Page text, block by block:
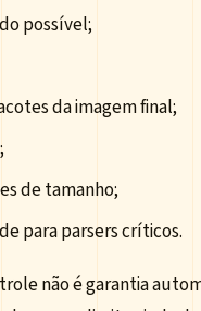
possível;
da imagem final;
de tamanho;
para parsers críticos.
não é garantia